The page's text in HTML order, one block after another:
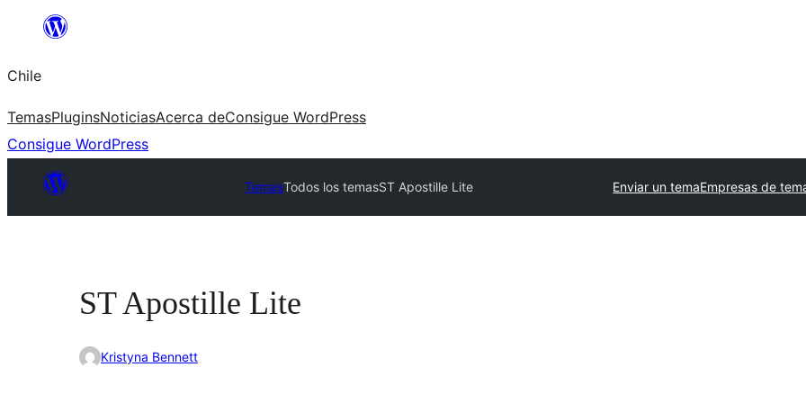
Saltar
contenido
Chile
TemasPluginsNoticiasAcerca deConsigue WordPress
Consigue WordPress
TemasTodos los temasST Apostille Lite Enviar un temaEmpresas de
ST Apostille Lite
Kristyna Bennett